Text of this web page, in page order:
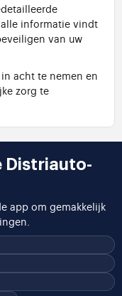
informatie vindt
van uw
acht te nemen en
zorg te
Distriauto-
app om gemakkelijk